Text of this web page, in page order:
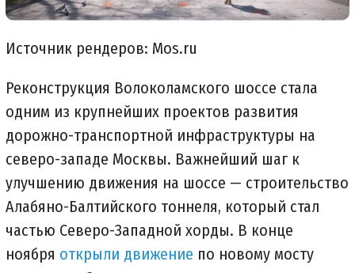
Источник рендеров: Mos.ru
Реконструкция Волоколамского шоссе стала
одним из крупнейших проектов развития
дорожно-транспортной инфраструктуры на
северо-западе Москвы. Важнейший шаг к
улучшению движения на шоссе — строительство
Алабяно-Балтийского тоннеля, который стал
частью Северо-Западной хорды. В конце
ноября открыли движение по новому мосту